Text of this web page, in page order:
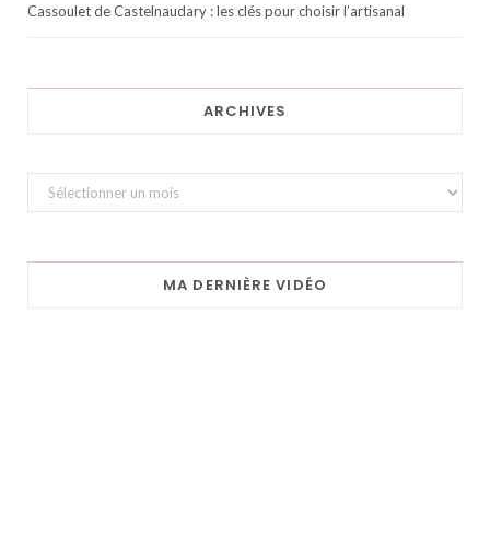
Cassoulet de Castelnaudary : les clés pour choisir l’artisanal
ARCHIVES
Archives
MA DERNIÈRE VIDÉO